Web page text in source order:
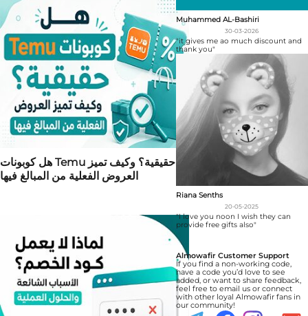
هل كوبونات Temu حقيقية؟ وكيف تميز
العروض الفعلية من المبالغ فيها
Muhammed AL-Bashiri
30-03-2026
"it gives me ao much discount and
thank you"
Riana Senths
20-05-2025
"I love you noon I wish they can
provide free gifts also"
Almowafir Customer Support
If you find a non-working code,
have a code you’d love to see
added, or want to share feedback,
feel free to email us or connect
with other loyal Almowafir fans in
our community!